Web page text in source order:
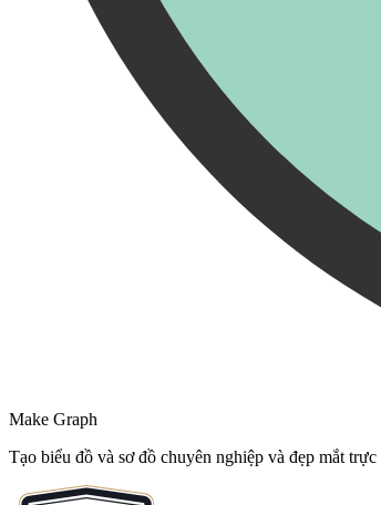
Make Graph
Tạo biểu đồ và sơ đồ chuyên nghiệp và đẹp mắt